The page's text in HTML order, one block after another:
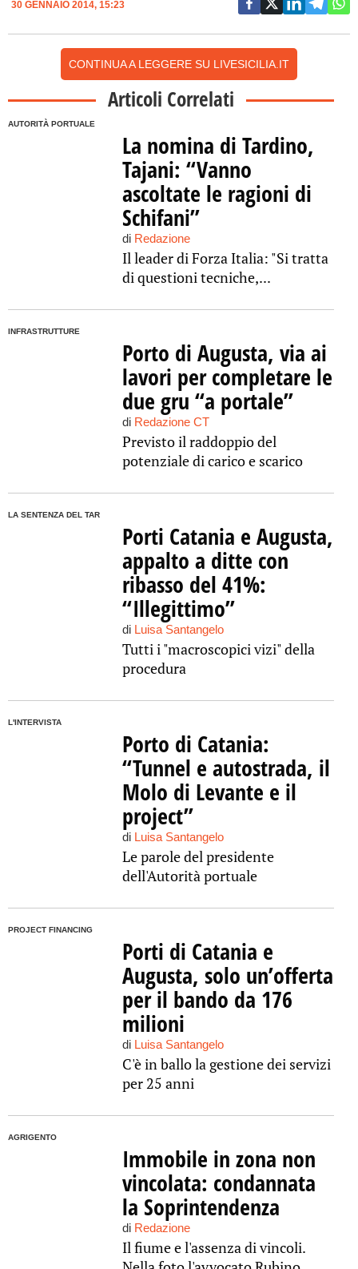
30 GENNAIO 2014, 15:23
CONTINUA A LEGGERE SU LIVESICILIA.IT
Articoli Correlati
AUTORITÀ PORTUALE
La nomina di Tardino,
Tajani: “Vanno
ascoltate le ragioni di
Schifani”
di Redazione
Il leader di Forza Italia: "Si tratta
di questioni tecniche,...
INFRASTRUTTURE
Porto di Augusta, via ai
lavori per completare le
due gru “a portale”
di Redazione CT
Previsto il raddoppio del
potenziale di carico e scarico
LA SENTENZA DEL TAR
Porti Catania e Augusta,
appalto a ditte con
ribasso del 41%:
“Illegittimo”
di Luisa Santangelo
Tutti i "macroscopici vizi" della
procedura
L'INTERVISTA
Porto di Catania:
“Tunnel e autostrada, il
Molo di Levante e il
project”
di Luisa Santangelo
Le parole del presidente
dell'Autorità portuale
PROJECT FINANCING
Porti di Catania e
Augusta, solo un’offerta
per il bando da 176
milioni
di Luisa Santangelo
C'è in ballo la gestione dei servizi
per 25 anni
AGRIGENTO
Immobile in zona non
vincolata: condannata
la Soprintendenza
di Redazione
Il fiume e l'assenza di vincoli.